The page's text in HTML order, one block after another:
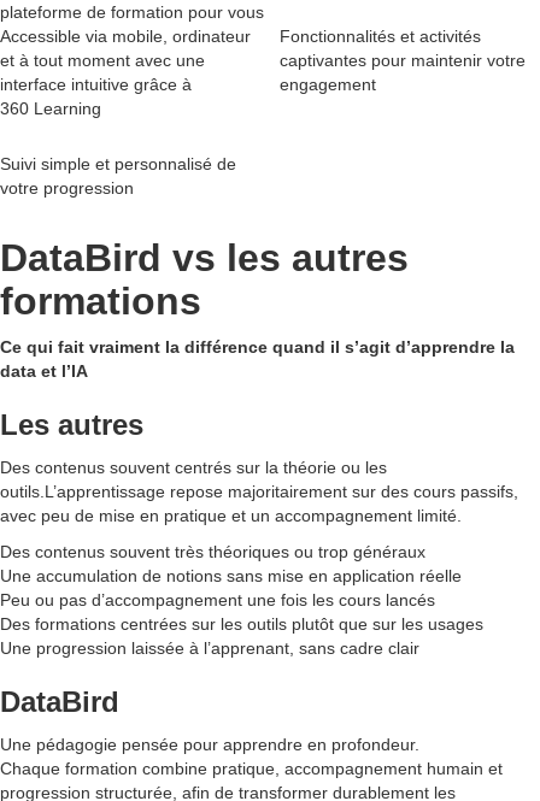
plateforme de formation pour vous
Accessible via mobile, ordinateur
et à tout moment avec une
interface intuitive grâce à
360 Learning
Fonctionnalités et activités
captivantes pour maintenir votre
engagement
Suivi simple et personnalisé de
votre progression
DataBird vs les autres
formations
Ce qui fait vraiment la différence quand il s’agit d’apprendre la
data et l’IA
Les autres
Des contenus souvent centrés sur la théorie ou les
outils.L’apprentissage repose majoritairement sur des cours passifs,
avec peu de mise en pratique et un accompagnement limité.
Des contenus souvent très théoriques ou trop généraux
Une accumulation de notions sans mise en application réelle
Peu ou pas d’accompagnement une fois les cours lancés
Des formations centrées sur les outils plutôt que sur les usages
Une progression laissée à l’apprenant, sans cadre clair
DataBird
Une pédagogie pensée pour apprendre en profondeur.
Chaque formation combine pratique, accompagnement humain et
progression structurée, afin de transformer durablement les